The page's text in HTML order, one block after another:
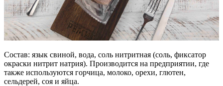
Состав: язык свиной, вода, соль нитритная (соль, фиксатор
окраски нитрит натрия). Производится на предприятии, где
также используются горчица, молоко, орехи, глютен,
сельдерей, соя и яйца.